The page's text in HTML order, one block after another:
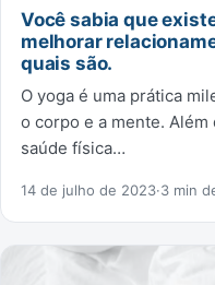
Você sabia que
melhorar
quais são.
O yoga é uma prática
o corpo e a mente.
saúde física…
14 de julho de 2023·3 min